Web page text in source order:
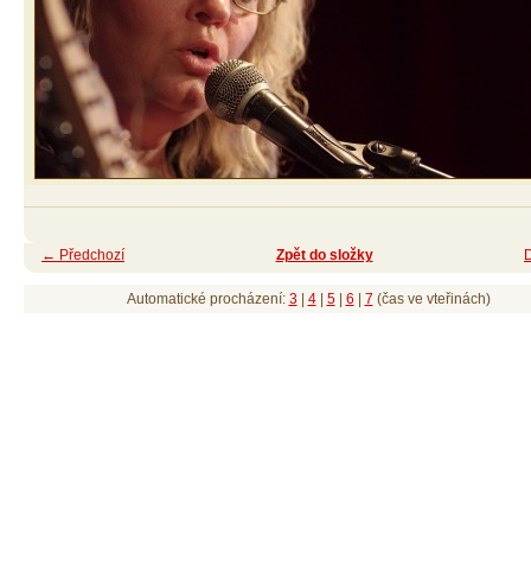
← Předchozí Zpět do složky
Automatické procházení: 3| 4| 5| 6 7 (čas ve vteřinách)